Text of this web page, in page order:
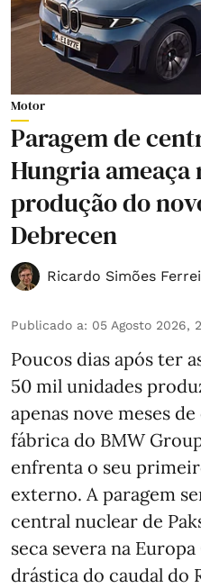
Motor
Paragem de
Hungria
produção do
Debrecen
Ricardo Simões
Publicado a: 05 Agosto 2026,
Poucos dias após ter
50 mil unidades
apenas nove meses
fábrica do BMW
enfrenta o seu
externo. A paragem
central nuclear de
seca severa na
drástica do caudal do